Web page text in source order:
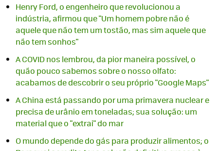
Henry Ford, o engenheiro que revolucionou a
indústria, afirmou que "Um homem pobre não é
aquele que não tem um tostão, mas sim aquele que
não tem sonhos"
A COVID nos lembrou, da pior maneira possível, o
quão pouco sabemos sobre o nosso olfato:
acabamos de descobrir o seu próprio "Google Maps"
A China está passando por uma primavera nuclear e
precisa de urânio em toneladas; sua solução: um
material que o "extrai" do mar
O mundo depende do gás para produzir alimentos; o